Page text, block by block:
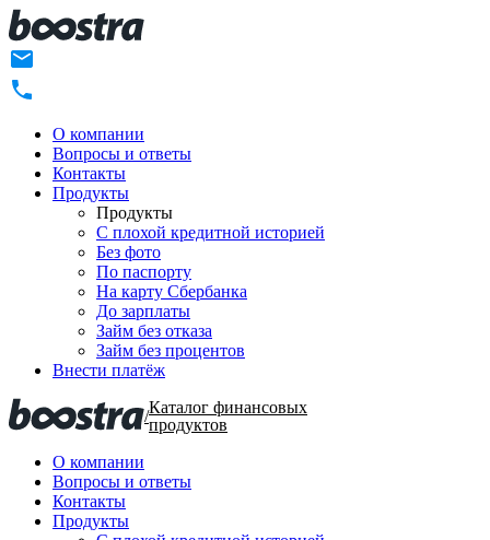
О компании
Вопросы и ответы
Контакты
Продукты
Продукты
C плохой кредитной историей
Без фото
По паспорту
На карту Сбербанка
До зарплаты
Займ без отказа
Займ без процентов
Внести платёж
/Каталог финансовых
продуктов
О компании
Вопросы и ответы
Контакты
Продукты